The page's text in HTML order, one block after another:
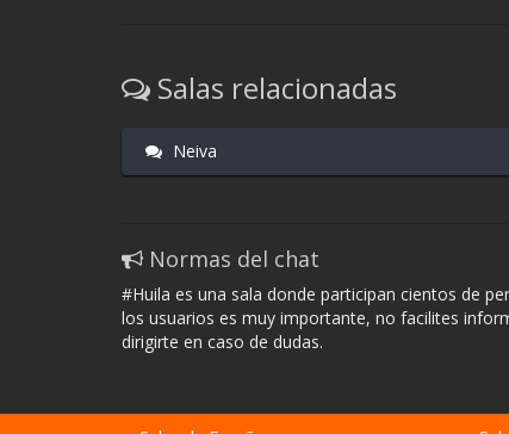
Salas relacionadas
Neiva
Normas del chat
#Huila es una sala donde participan cientos de
los usuarios es muy importante, no facilites
dirigirte en caso de dudas.